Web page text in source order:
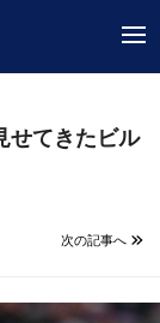
せてきたビル
次の記事へ